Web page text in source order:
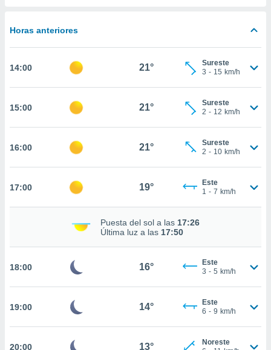
basada
permite
coste.
botón
a la
todas
ya sean
en
perfil
y
CONTINUAR
Horas anteriores
14:00 21°
Sureste
3 - 15 km/h
15:00 21°
Sureste
2 - 12 km/h
16:00 21°
Sureste
2 - 10 km/h
17:00 19°
Este
1 - 7 km/h
Puesta del sol a las 17:26
Última luz a las 17:50
18:00 16°
Este
3 - 5 km/h
19:00 14°
Este
6 - 9 km/h
20:00 13°
Noreste